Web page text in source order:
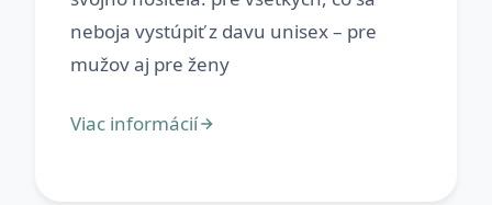
neboja vystúpiť z davu unisex – pre